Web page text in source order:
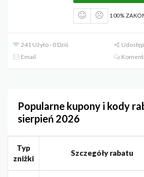
100%
241 Użyto - 0 Dziś
Email
Popularne kupony i kody
sierpień 2026
Typ
zniżki
Szczegóły rabatu